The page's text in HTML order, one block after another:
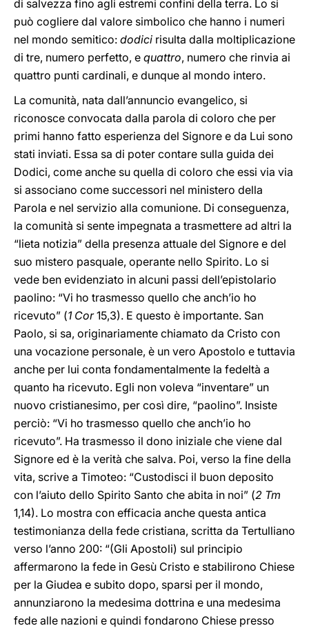
di salvezza fino agli estremi confini della terra. Lo si
può cogliere dal valore simbolico che hanno i numeri
nel mondo semitico: dodici risulta dalla moltiplicazione
di tre, numero perfetto, e quattro, numero che rinvia ai
quattro punti cardinali, e dunque al mondo intero.
La comunità, nata dall’annuncio evangelico, si
riconosce convocata dalla parola di coloro che per
primi hanno fatto esperienza del Signore e da Lui sono
stati inviati. Essa sa di poter contare sulla guida dei
Dodici, come anche su quella di coloro che essi via via
si associano come successori nel ministero della
Parola e nel servizio alla comunione. Di conseguenza,
la comunità si sente impegnata a trasmettere ad altri la
“lieta notizia” della presenza attuale del Signore e del
suo mistero pasquale, operante nello Spirito. Lo si
vede ben evidenziato in alcuni passi dell’epistolario
paolino: “Vi ho trasmesso quello che anch’io ho
ricevuto” (1 Cor15,3). E questo è importante. San
Paolo, si sa, originariamente chiamato da Cristo con
una vocazione personale, è un vero Apostolo e tuttavia
anche per lui conta fondamentalmente la fedeltà a
quanto ha ricevuto. Egli non voleva “inventare” un
nuovo cristianesimo, per così dire, “paolino”. Insiste
perciò: “Vi ho trasmesso quello che anch’io ho
ricevuto”. Ha trasmesso il dono iniziale che viene dal
Signore ed è la verità che salva. Poi, verso la fine della
vita, scrive a Timoteo: “Custodisci il buon deposito
con l’aiuto dello Spirito Santo che abita in noi” (2 Tm
1,14). Lo mostra con efficacia anche questa antica
testimonianza della fede cristiana, scritta da Tertulliano
verso l’anno 200: “(Gli Apostoli) sul principio
affermarono la fede in Gesù Cristo e stabilirono Chiese
per la Giudea e subito dopo, sparsi per il mondo,
annunziarono la medesima dottrina e una medesima
fede alle nazioni e quindi fondarono Chiese presso